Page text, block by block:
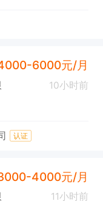
6000元/月
10小时前
认证
4000元/月
11小时前